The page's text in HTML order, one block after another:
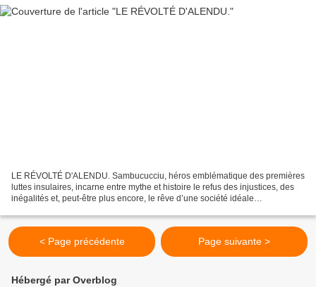
LE RÉVOLTÉ D'ALENDU. Sambucucciu, héros emblématique des premières
luttes insulaires, incarne entre mythe et histoire le refus des injustices, des
inégalités et, peut-être plus encore, le rêve d’une société idéale
< Page précédente Page suivante >
Hébergé par Overblog